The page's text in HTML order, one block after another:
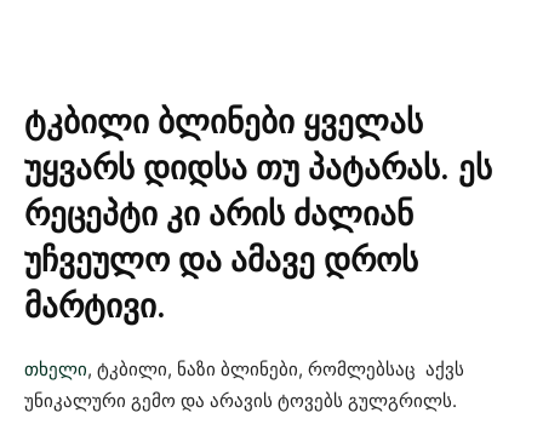
ტკბილი ბლინები ყველას
უყვარს დიდსა თუ პატარას. ეს
რეცეპტი კი არის ძალიან
უჩვეულო და ამავე დროს
მარტივი.
თხელი, ტკბილი, ნაზი ბლინები, რომლებსაც აქვს
უნიკალური გემო და არავის ტოვებს გულგრილს.